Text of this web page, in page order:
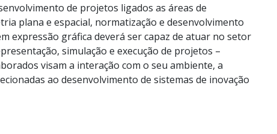
de projetos ligados as áreas de
plana e espacial, normatização e desenvolvimento
expressão gráfica deverá ser capaz de atuar no setor
simulação e execução de projetos –
visam a interação com o seu ambiente, a
ao desenvolvimento de sistemas de inovação